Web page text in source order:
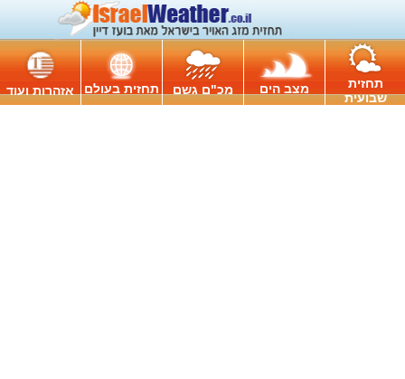
תחזית
שבועית
מצב הים מכ"ם גשם תחזית בעולם אזהרות ועוד